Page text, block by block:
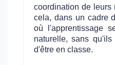
coordination de leurs
cela, dans un cadre
où l'apprentissage
naturelle, sans qu'ils
d'être en classe.